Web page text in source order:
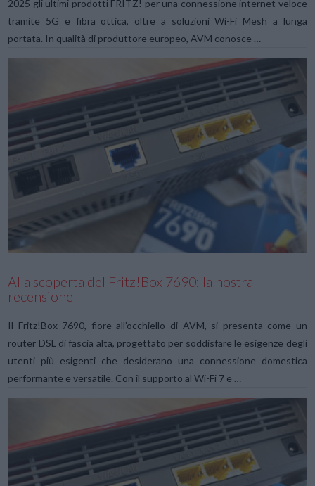
VIEW POST
2025 gli ultimi prodotti FRITZ! per una connessione internet veloce
tramite 5G e fibra ottica, oltre a soluzioni Wi-Fi Mesh a lunga
portata. In qualità di produttore europeo, AVM conosce …
Alla scoperta del Fritz!Box 7690: la nostra
recensione
Il Fritz!Box 7690, fiore all’occhiello di AVM, si presenta come un
router DSL di fascia alta, progettato per soddisfare le esigenze degli
utenti più esigenti che desiderano una connessione domestica
performante e versatile. Con il supporto al Wi-Fi 7 e …